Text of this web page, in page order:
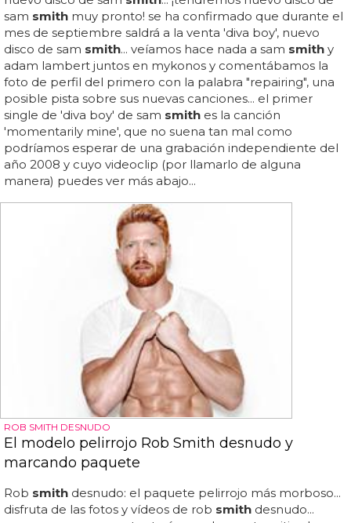
sam smith muy pronto! se ha confirmado que durante el
mes de septiembre saldrá a la venta 'diva boy', nuevo
disco de sam smith... veíamos hace nada a sam smith y
adam lambert juntos en mykonos y comentábamos la
foto de perfil del primero con la palabra "repairing", una
posible pista sobre sus nuevas canciones... el primer
single de 'diva boy' de sam smith es la canción
'momentarily mine', que no suena tan mal como
podríamos esperar de una grabación independiente del
año 2008 y cuyo videoclip (por llamarlo de alguna
manera) puedes ver más abajo...
ROB SMITH DESNUDO
El modelo pelirrojo Rob Smith desnudo y
marcando paquete
Rob smith desnudo: el paquete pelirrojo más morboso...
disfruta de las fotos y vídeos de rob smith desnudo...